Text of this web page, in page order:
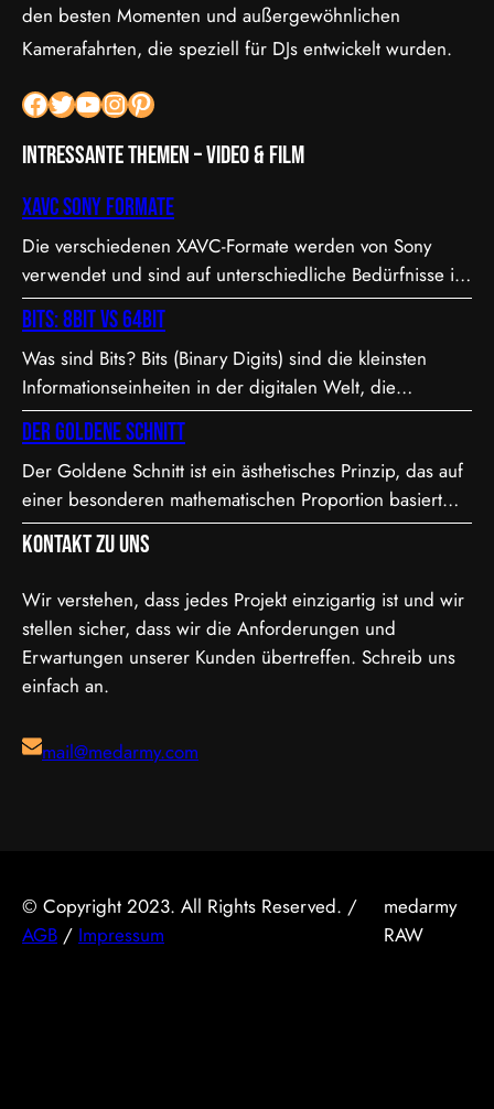
den besten Momenten und außergewöhnlichen
Kamerafahrten, die speziell für DJs entwickelt wurden.
Facebook Twitter YouTube InstagramPinterest
Intressante Themen – Video & Film
XAVC Sony Formate
Die verschiedenen XAVC-Formate werden von Sony
verwendet und sind auf unterschiedliche Bedürfnisse in
Bezug auf Qualität, Dateigröße und Bitrate abgestimmt.
Hier sind die Details zu den Formaten: 1. XAVC S-I DCI:
• Dies ist eine intraframe-Version von XAVC S, die in DCI
4K-Auflösung (4096×2160) arbeitet. “I” steht für
Intraframe, was bedeutet, dass jedes Bild einzeln…
Bits: 8bit vs 64bit
Was sind Bits? Bits (Binary Digits) sind die kleinsten
Informationseinheiten in der digitalen Welt, die
entweder den Wert 0 oder 1 annehmen können. In der
Videoproduktion, speziell bei der Farbdarstellung und
Verarbeitung, spielt die Bit-Tiefe eine entscheidende
Rolle. Je höher die Bit-Tiefe, desto mehr Informationen
können über die Helligkeit und Farben eines Pixels
gespeichert werden.…
Der Goldene Schnitt
Der Goldene Schnitt ist ein ästhetisches Prinzip, das auf
einer besonderen mathematischen Proportion basiert
und in der Kunst, Architektur, Fotografie und im Film
Anwendung findet. Diese Proportion wird als besonders
harmonisch und natürlich empfunden. Sie ist etwa 1,618
zu 1, was in der Mathematik als das Verhältnis der
Fibonacci-Folge bekannt ist. Mathematische Erklärung
des Goldenen…
Kontakt zu uns
Wir verstehen, dass jedes Projekt einzigartig ist und wir
stellen sicher, dass wir die Anforderungen und
Erwartungen unserer Kunden übertreffen. Schreib uns
einfach an.
mail@medarmy.com
© Copyright 2023. All Rights Reserved. /
AGB / Impressum
medarmy
RAW